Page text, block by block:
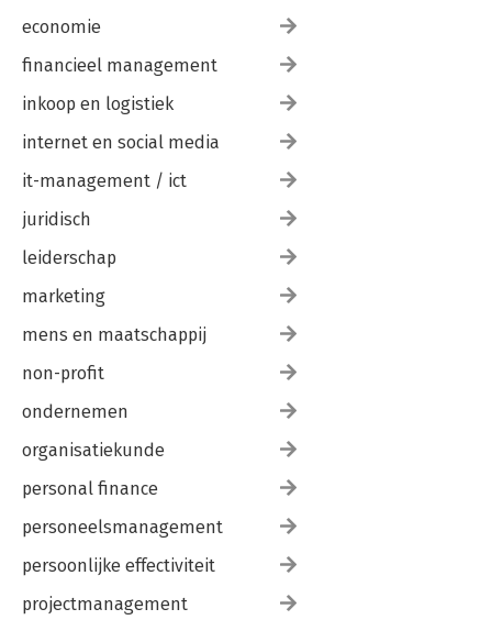
economie
financieel management
inkoop en logistiek
internet en social media
it-management / ict
juridisch
leiderschap
marketing
mens en maatschappij
non-profit
ondernemen
organisatiekunde
personal finance
personeelsmanagement
persoonlijke effectiviteit
projectmanagement